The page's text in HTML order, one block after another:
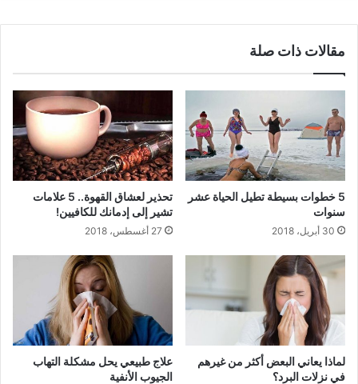
مقالات ذات صلة
5 خطوات بسيطة تطيل الحياة عشر
سنوات
30 أبريل، 2018
تحذير لعشاق القهوة.. 5 علامات
تشير إلى إدمانك للكافيين!
27 أغسطس، 2018
لماذا يعاني البعض أكثر من غيرهم
في نزلات البرد؟
علاج طبيعي يحل مشكلة التهاب
الجيوب الأنفية